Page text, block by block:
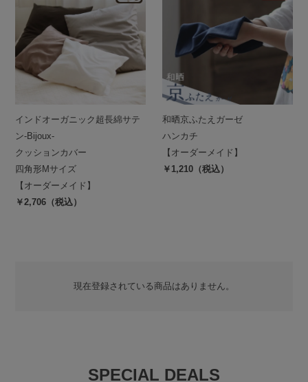
インドオーガニック超長綿サテ
ン-Bijoux-
クッションカバー
四角形Mサイズ
【オーダーメイド】
￥2,706（税込）
和晒京ふたえガーゼ
ハンカチ
【オーダーメイド】
￥1,210（税込）
現在登録されている商品はありません。
SPECIAL DEALS